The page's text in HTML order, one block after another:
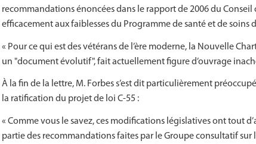
recommandations énoncées dans le rapport de 2006 du
efficacement aux faiblesses du Programme de santé et de soins
« Pour ce qui est des vétérans de l’ère moderne, la Nouvelle
un "document évolutif", fait actuellement figure d’ouvrage
À la fin de la lettre, M. Forbes s’est dit particulièrement
la ratification du projet de loi C-55 :
« Comme vous le savez, ces modifications législatives ont tout
partie des recommandations faites par le Groupe consultatif